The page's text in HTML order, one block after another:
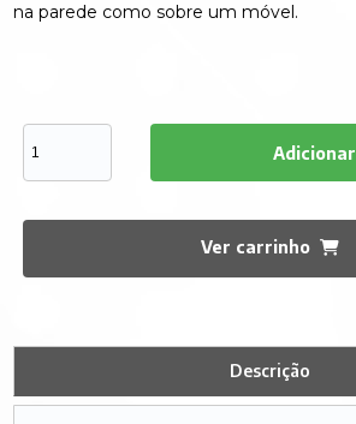
na parede como sobre um móvel.
Adicionar
Ver carrinho
Descrição